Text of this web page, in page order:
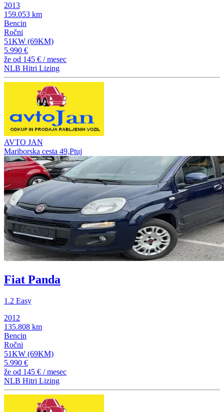
2013
159.053 km
Bencin
Ročni
51KW (69KM)
5.990 €
že od 145 € / mesec
NLB Hitri Lizing
AVTO JAN
Mariborska cesta 49,Ptuj
Fiat Panda
1.2 Easy
2012
135.808 km
Bencin
Ročni
51KW (69KM)
5.990 €
že od 145 € / mesec
NLB Hitri Lizing